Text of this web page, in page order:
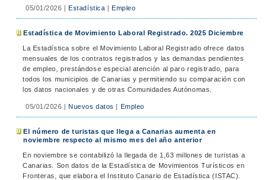
05/01/2026 |Estadística | Empleo
Estadística de Movimiento Laboral Registrado. 2025 Diciembre
La Estadística sobre el Movimiento Laboral Registrado ofrece datos
mensuales de los contratos registrados y las demandas pendientes
de empleo, prestándose especial atención al paro registrado, para
todos los municipios de Canarias y permitiendo su comparación con
los datos nacionales y de otras Comunidades Autónomas.
05/01/2026 |Nuevos datos | Empleo
El número de turistas que llega a Canarias aumenta en
noviembre respecto al mismo mes del año anterior
En noviembre se contabilizó la llegada de 1,63 millones de turistas a
Canarias. Son datos de la Estadística de Movimientos Turísticos en
Fronteras, que elabora el Instituto Canario de Estadística (ISTAC).